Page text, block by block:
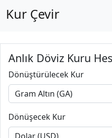
Kur Çevir
Anlık Döviz Kuru
Dönüştürülecek Kur
Dönüşecek Kur